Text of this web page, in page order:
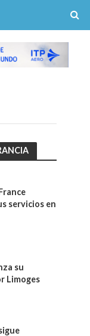
servicios en
su
Limoges